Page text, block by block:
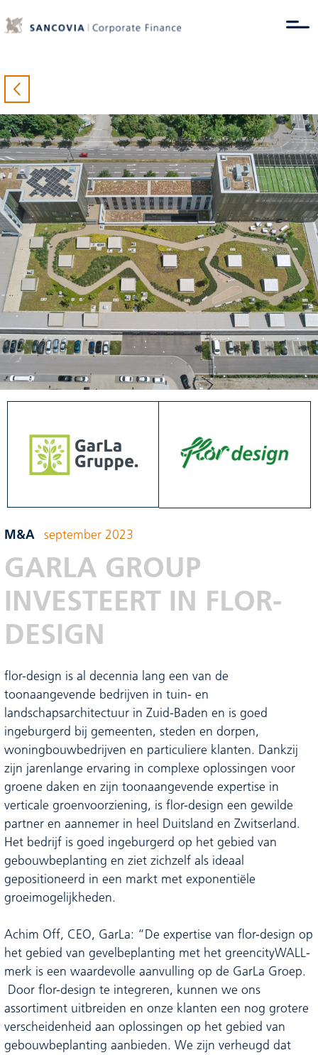
M&A september 2023
GARLA GROUP
INVESTEERT IN FLOR-
DESIGN
flor-design is al decennia lang een van de
toonaangevende bedrijven in tuin- en
landschapsarchitectuur in Zuid-Baden en is goed
ingeburgerd bij gemeenten, steden en dorpen,
woningbouwbedrijven en particuliere klanten. Dankzij
zijn jarenlange ervaring in complexe oplossingen voor
groene daken en zijn toonaangevende expertise in
verticale groenvoorziening, is flor-design een gewilde
partner en aannemer in heel Duitsland en Zwitserland.
Het bedrijf is goed ingeburgerd op het gebied van
gebouwbeplanting en ziet zichzelf als ideaal
gepositioneerd in een markt met exponentiële
groeimogelijkheden.
Achim Off, CEO, GarLa: “De expertise van flor-design op
het gebied van gevelbeplanting met het greencityWALL-
merk is een waardevolle aanvulling op de GarLa Groep.
Door flor-design te integreren, kunnen we ons
assortiment uitbreiden en onze klanten een nog grotere
verscheidenheid aan oplossingen op het gebied van
gebouwbeplanting aanbieden. We zijn verheugd dat